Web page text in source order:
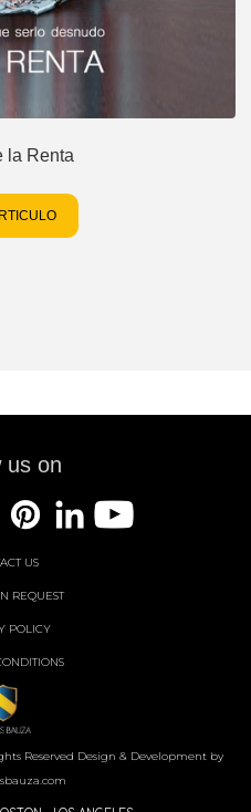
la Renta
us on
US
REQUEST
POLICY
Reserved Design & Development by